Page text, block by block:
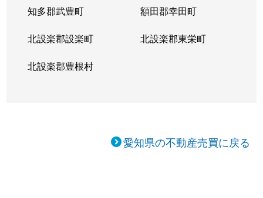
知多郡武豊町 額田郡幸田町
北設楽郡設楽町 北設楽郡東栄町
北設楽郡豊根村
愛知県の不動産売買に戻る